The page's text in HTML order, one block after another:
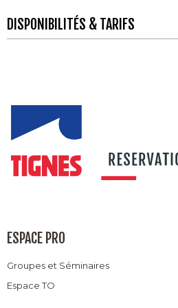
DISPONIBILITÉS & TARIFS
ESPACE PRO
Groupes et Séminaires
Espace TO